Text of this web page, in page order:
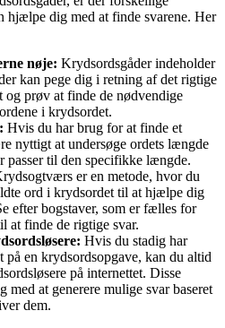
hjælpe dig med at finde svarene. Her
nøje: Krydsordsgåder indeholder
kan pege dig i retning af det rigtige
og prøv at finde de nødvendige
i krydsordet.
Hvis du har brug for at finde et
nyttigt at undersøge ordets længde
passer til den specifikke længde.
er en metode, hvor du
ord i krydsordet til at hjælpe dig
efter bogstaver, som er fælles for
at finde de rigtige svar.
Hvis du stadig har
en krydsordsopgave, kan du altid
på internettet. Disse
at generere mulige svar baseret
dem.